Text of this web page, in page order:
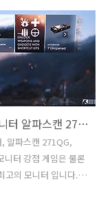
습니다. 단점이라면
MB169C+ USB-
USB 3.1 이상의 빠른
력공급도 한번에 해결
니다. 내부적으로 DP
하는 형태로 속도 또
사용해보니 플리커
고 색상도 딱 적당하
조금 아쉬운 점도 있
서 설명하죠. ASUS
모니터 썬..
배틀필드1 모니터 알파스캔 271QG 165Hz G-Sync 모니터 강점
알파스캔 271QG,
터 강점 게임은 물론
고의 모니터 입니다.